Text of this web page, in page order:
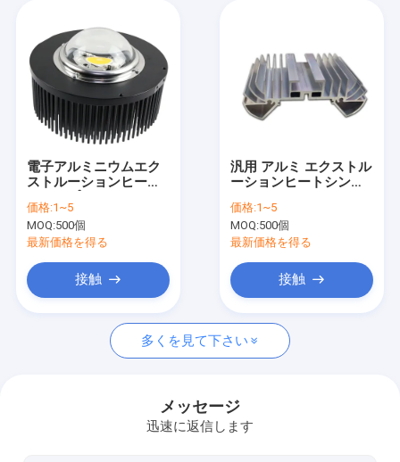
製品
ビデオ
わたしたち に つい て
品質管理
ニュース
ブログ
引金 を 求め て ください
電子アルミニウムエク
ストルーションヒート
ードウェア 高精度
価格:1~5
MOQ:500個
最新価格を得る
接触
汎用 アルミ エクストル
ーションヒートシンク
マイズされたシルバー
ヒートシンク
価格:1~5
MOQ:500個
最新価格を得る
接触
多くを見て下さい
メッセージ
迅速に返信します